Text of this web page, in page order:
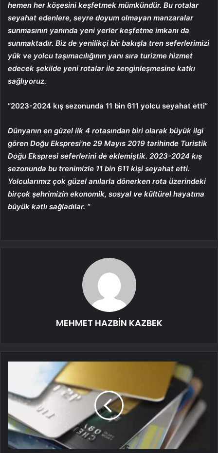
hemen her köşesini keşfetmek mümkündür. Bu rotalar
seyahat edenlere, seyre doyum olmayan manzaralar
sunmasının yanında yeni yerler keşfetme imkanı da
sunmaktadır. Biz de yenilikçi bir bakışla tren seferlerimizi
yük ve yolcu taşımacılığının yanı sıra turizme hizmet
edecek şekilde yeni rotalar ile zenginleşmesine katkı
sağlıyoruz.
“2023-2024 kış sezonunda 11 bin 611 yolcu seyahat etti”
Dünyanın en güzel ilk 4 rotasından biri olarak büyük ilgi
gören Doğu Ekspresi’ne 29 Mayıs 2019 tarihinde Turistik
Doğu Ekspresi seferlerini de eklemiştik. 2023-2024 kış
sezonunda bu trenimizle 11 bin 611 kişi seyahat etti.
Yolcularımız çok güzel anılarla dönerken rota üzerindeki
birçok şehrimizin ekonomik, sosyal ve kültürel hayatına
büyük katlı sağladılar. “
MEHMET HAZBİN KAZBEK